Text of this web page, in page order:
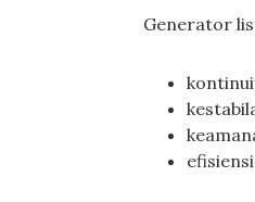
Generator